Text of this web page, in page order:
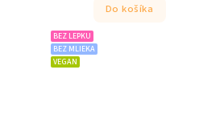
Do košíka
BEZ LEPKU
BEZ MLIEKA
VEGAN